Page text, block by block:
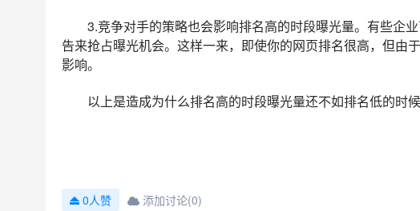
3.竞争对手的策略也会影响排名高的时段曝光量。有些企
告来抢占曝光机会。这样一来，即使你的网页排名很高，但由
影响。
以上是造成为什么排名高的时段曝光量还不如排名低的时
0人赞 添加讨论(0)